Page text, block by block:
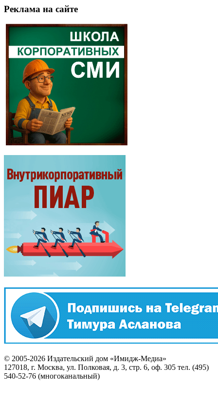
Реклама на сайте
© 2005-2026 Издательский дом «Имидж-Медиа»
127018, г. Москва, ул. Полковая, д. 3, стр. 6, оф. 305 тел. (495)
540-52-76 (многоканальный)